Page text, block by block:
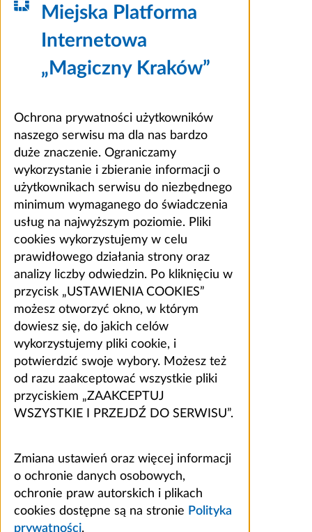
Miejska Platforma
Internetowa
„Magiczny Kraków”
Ochrona prywatności użytkowników
naszego serwisu ma dla nas bardzo
duże znaczenie. Ograniczamy
wykorzystanie i zbieranie informacji o
użytkownikach serwisu do niezbędnego
minimum wymaganego do świadczenia
usług na najwyższym poziomie. Pliki
cookies wykorzystujemy w celu
prawidłowego działania strony oraz
analizy liczby odwiedzin. Po kliknięciu w
przycisk „USTAWIENIA COOKIES”
możesz otworzyć okno, w którym
dowiesz się, do jakich celów
wykorzystujemy pliki cookie, i
potwierdzić swoje wybory. Możesz też
od razu zaakceptować wszystkie pliki
przyciskiem „ZAAKCEPTUJ
WSZYSTKIE I PRZEJDŹ DO SERWISU”.
Zmiana ustawień oraz więcej informacji
o ochronie danych osobowych,
ochronie praw autorskich i plikach
cookies dostępne są na stronie Polityka
prywatności.